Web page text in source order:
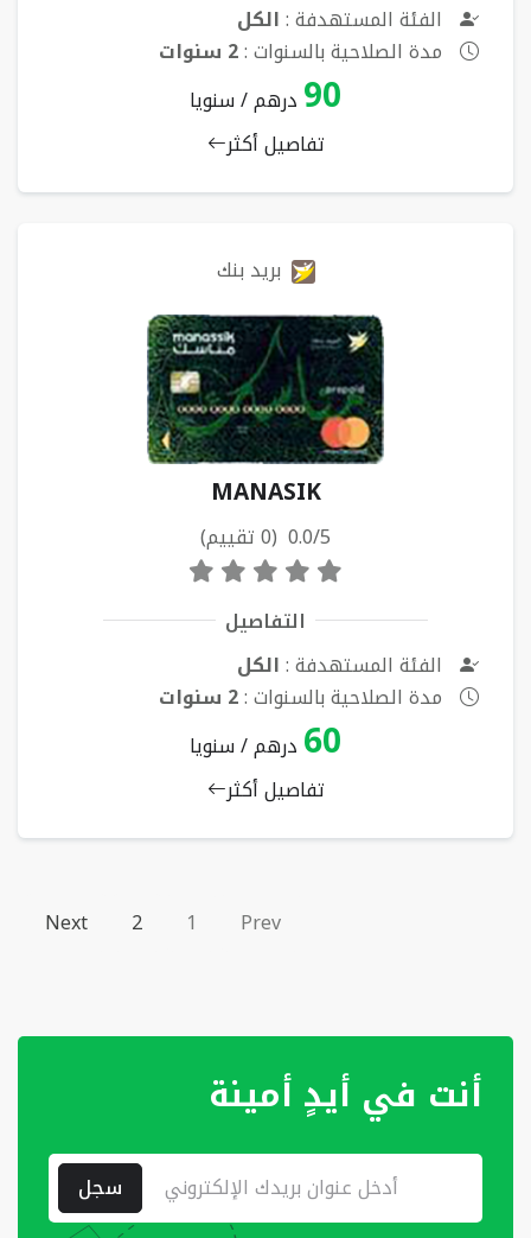
الفئة المستهدفة :الكل
مدة الصلاحية بالسنوات :2 سنوات
90 درهم / سنويا
تفاصيل أكثر
بريد بنك
MANASIK
0.0/5 (0 تقييم)
التفاصيل
الفئة المستهدفة :الكل
مدة الصلاحية بالسنوات :2 سنوات
60 درهم / سنويا
تفاصيل أكثر
Prev
1
2
Next
أنت في أيدٍ أمينة
سجل